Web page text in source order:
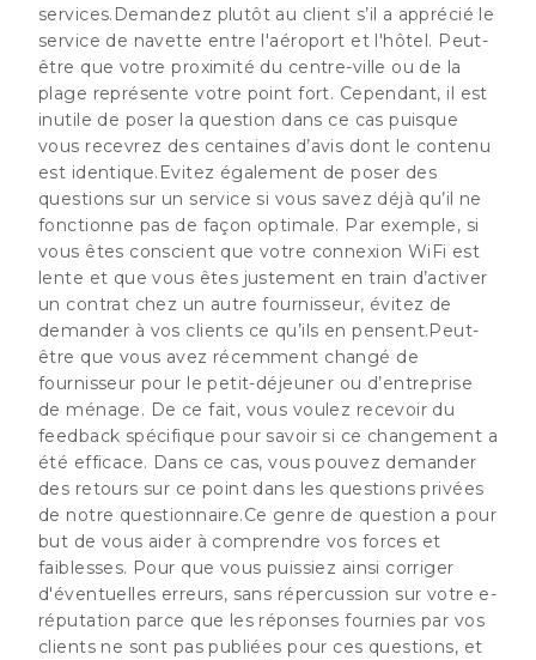
services.Demandez plutôt au client s’il a apprécié le
service de navette entre l'aéroport et l'hôtel. Peut-
être que votre proximité du centre-ville ou de la
plage représente votre point fort. Cependant, il est
inutile de poser la question dans ce cas puisque
vous recevrez des centaines d’avis dont le contenu
est identique.Evitez également de poser des
questions sur un service si vous savez déjà qu’il ne
fonctionne pas de façon optimale. Par exemple, si
vous êtes conscient que votre connexion WiFi est
lente et que vous êtes justement en train d’activer
un contrat chez un autre fournisseur, évitez de
demander à vos clients ce qu’ils en pensent.Peut-
être que vous avez récemment changé de
fournisseur pour le petit-déjeuner ou d’entreprise
de ménage. De ce fait, vous voulez recevoir du
feedback spécifique pour savoir si ce changement a
été efficace. Dans ce cas, vous pouvez demander
des retours sur ce point dans les questions privées
de notre questionnaire.Ce genre de question a pour
but de vous aider à comprendre vos forces et
faiblesses. Pour que vous puissiez ainsi corriger
d'éventuelles erreurs, sans répercussion sur votre e-
réputation parce que les réponses fournies par vos
clients ne sont pas publiées pour ces questions, et